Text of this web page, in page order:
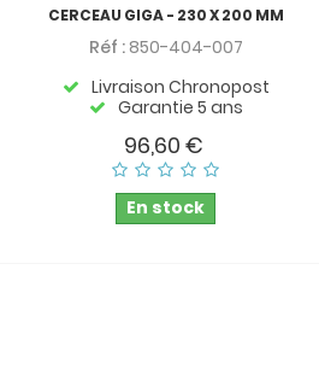
CERCEAU GIGA - 230 X 200 MM
Réf :850-404-007
Livraison Chronopost
Garantie 5 ans
96,60 €
En stock